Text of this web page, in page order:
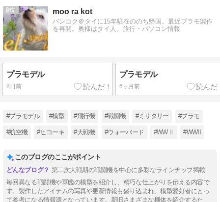
8 moo ra kot
バンコク＠タイに15年駐在ののち帰国。最近プラモ製作
を再開。奥様はタイ人。旅行・パソコン情報
プラモデル
8日前
プラモデル
6ヶ月前
#プラモデル #模型 #飛行機 #戦闘機 #ミリタリー #プラモ
#航空機 #ヒコーキ #大戦機 #ウォーバード #WWⅡ #WWII
このブログのここがポイント
第二次大戦期の戦闘機を中心に多彩なラインナップ掲載
毎回異なる戦闘機や軍艦の模型を紹介し、精巧な仕上がりを伝える内容で
す。製作したアイテムの写真や更新情報も盛り込まれ、模型愛好者にとっ
て参考になる情報源となっています。新旧さまざまな機体を紹介するた